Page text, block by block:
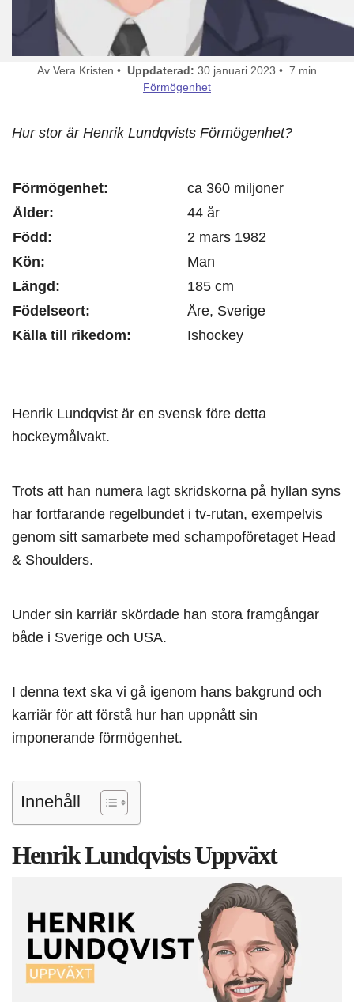
Av Vera Kristen • Uppdaterad: 30 januari 2023 • 7 min
Förmögenhet
Hur stor är Henrik Lundqvists Förmögenhet?
Förmögenhet:
ca 360 miljoner
Ålder:
44 år
Född:
2 mars 1982
Kön:
Man
Längd:
185 cm
Födelseort:
Åre, Sverige
Källa till rikedom:
Ishockey
Henrik Lundqvist är en svensk före detta
hockeymålvakt.
Trots att han numera lagt skridskorna på hyllan syns
har fortfarande regelbundet i tv-rutan, exempelvis
genom sitt samarbete med schampoföretaget Head
& Shoulders.
Under sin karriär skördade han stora framgångar
både i Sverige och USA.
I denna text ska vi gå igenom hans bakgrund och
karriär för att förstå hur han uppnått sin
imponerande förmögenhet.
Innehåll
Henrik Lundqvists Uppväxt